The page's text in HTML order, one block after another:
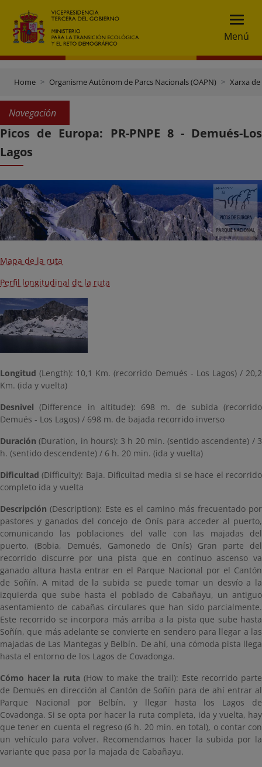
Menú
Home Organisme Autònom de Parcs Nacionals (OAPN) Xarxa
Navegación
Picos de Europa: PR-PNPE 8 - Demués-Los
Lagos
Mapa de la ruta
Perfil longitudinal de la ruta
Longitud (Length): 10,1 Km. (recorrido Demués - Los Lagos) / 20,2
Km. (ida y vuelta)
Desnivel (Difference in altitude): 698 m. de subida (recorrido
Demués - Los Lagos) / 698 m. de bajada recorrido inverso
Duración (Duration, in hours): 3 h 20 min. (sentido ascendente) / 3
h. (sentido descendente) / 6 h. 20 min. (ida y vuelta)
Dificultad (Difficulty): Baja. Dificultad media si se hace el recorrido
completo ida y vuelta
Descripción (Description): Este es el camino más frecuentado por
pastores y ganados del concejo de Onís para acceder al puerto,
comunicando las poblaciones del valle con las majadas del
puerto, (Bobia, Demués, Gamonedo de Onís) Gran parte del
recorrido discurre por una pista que en continuo ascenso va
ganado altura hasta entrar en el Parque Nacional por el Cantón
de Soñín. A mitad de la subida se puede tomar un desvío a la
izquierda que sube hasta el poblado de Cabañayu, un antiguo
asentamiento de cabañas circulares que han sido parcialmente.
Este recorrido se incorpora más arriba a la pista que sube hasta
Soñín, que más adelante se convierte en sendero para llegar a las
majadas de Las Mantegas y Belbín. De ahí, una cómoda pista llega
hasta el entorno de los Lagos de Covadonga.
Cómo hacer la ruta (How to make the trail): Este recorrido parte
de Demués en dirección al Cantón de Soñín para de ahí entrar al
Parque Nacional por Belbín, y llegar hasta los Lagos de
Covadonga. Si se opta por hacer la ruta completa, ida y vuelta, hay
que tener en cuenta el regreso (6 h. 20 min. en total), o contar con
un vehículo para volver. Recomendamos hacer la subida por la
variante que pasa por la majada de Cabañayu.